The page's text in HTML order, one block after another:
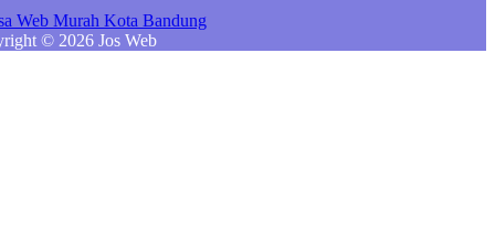
© 2026 Jos Web